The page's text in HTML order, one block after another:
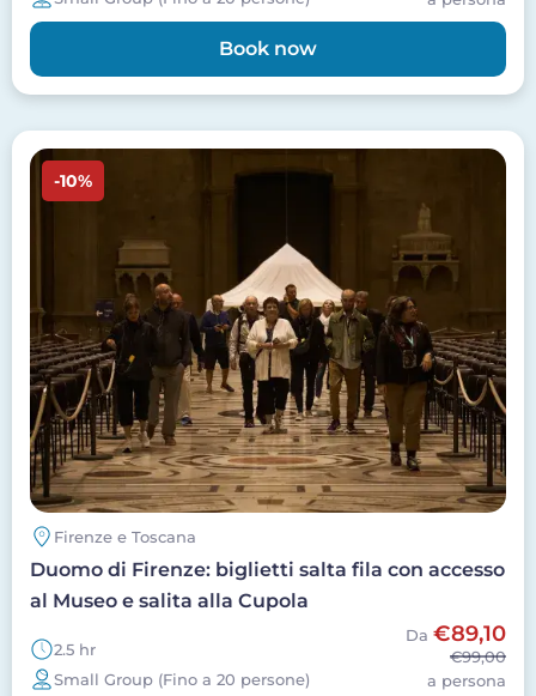
Book now
Image
-10%
Firenze e Toscana
Duomo di Firenze: biglietti salta fila con accesso
al Museo e salita alla Cupola
2.5 hr
Small Group (Fino a 20 persone)
Da €89,10
€99,00
a persona